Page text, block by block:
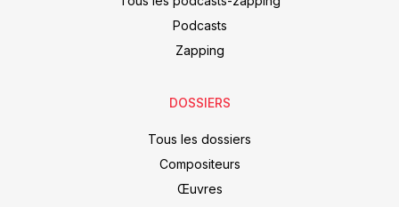
Podcasts
Zapping
DOSSIERS
Tous les dossiers
Compositeurs
Œuvres